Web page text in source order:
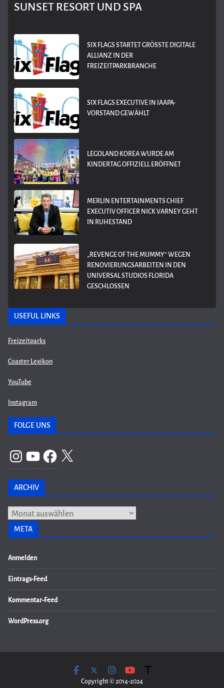
SUNSET RESORT UND SPA
SIX FLAGS STARTET GRÖSSTE DIGITALE A
LLIANZ IN DER F
REIZEITPARKBRANCHE
SIX FLAGS EXECUTIVE IN IAAPA-
VORSTAND GEWÄHLT
LEGOLAND KOREA WURDE AM
KINDERTAG OFFIZIELL ERÖFFNET
MERLIN ENTERTAINMENTS CHIEF
EXECUTIV OFFICER NICK VARNEY GEHT
IN RUHESTAND
„REVENGE OF THE MUMMY“ WEGEN
RENOVIERUNGSARBEITEN IN DEN
UNIVERSAL STUDIOS FLORIDA
GESCHLOSSEN
USEFUL LINKS
Freizeitparks
Coaster Lexikon
YouTube
Instagram
FOLGE UNS
InstagramYouTubeFacebook
X
ARCHIV
Archiv
META
Anmelden
Eintrags-Feed
Kommentar-Feed
WordPress.org
Copyright © 2014-2024